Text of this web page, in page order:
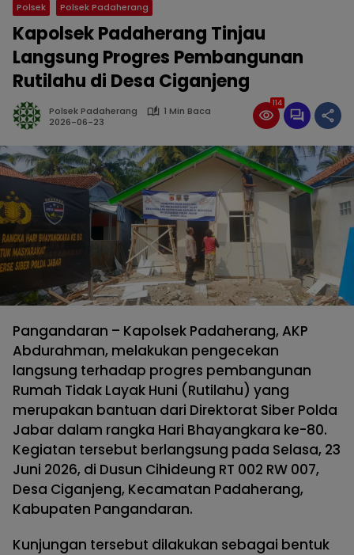
Polsek Polsek Padaherang
Kapolsek Padaherang Tinjau
Langsung Progres Pembangunan
Rutilahu di Desa Ciganjeng
Polsek Padaherang
1 Min Baca
2026-06-23
114
Pangandaran – Kapolsek Padaherang, AKP
Abdurahman, melakukan pengecekan
langsung terhadap progres pembangunan
Rumah Tidak Layak Huni (Rutilahu) yang
merupakan bantuan dari Direktorat Siber Polda
Jabar dalam rangka Hari Bhayangkara ke-80.
Kegiatan tersebut berlangsung pada Selasa, 23
Juni 2026, di Dusun Cihideung RT 002 RW 007,
Desa Ciganjeng, Kecamatan Padaherang,
Kabupaten Pangandaran.
Kunjungan tersebut dilakukan sebagai bentuk